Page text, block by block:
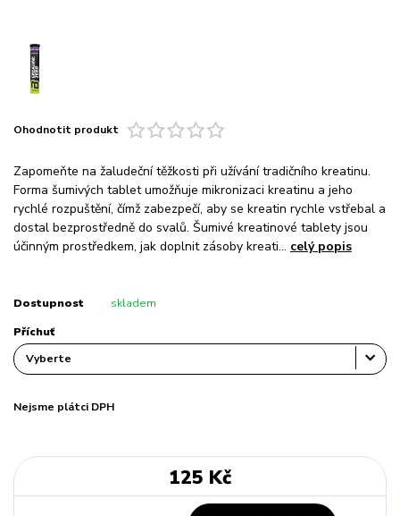
Ohodnotit produkt
Zapomeňte na žaludeční těžkosti při užívání tradičního kreatinu.
Forma šumivých tablet umožňuje mikronizaci kreatinu a jeho
rychlé rozpuštění, čímž zabezpečí, aby se kreatin rychle vstřebal a
dostal bezprostředně do svalů. Šumivé kreatinové tablety jsou
účinným prostředkem, jak doplnit zásoby kreati... celý popis
Dostupnost skladem
Příchuť
Nejsme plátci DPH
125 Kč